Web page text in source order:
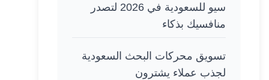
سيو للسعودية في 2026 لتصدر
منافسيك بذكاء
تسويق محركات البحث السعودية
لجذب عملاء يشترون